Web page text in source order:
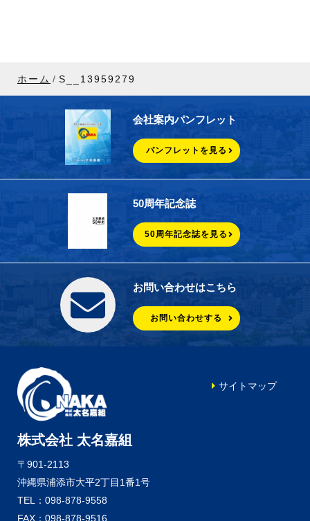
ホーム S__13959279
会社案内パンフレット
パンフレットを見る
50周年記念誌
50周年記念誌を見る
お問い合わせはこちら
お問い合わせする
株式会社 太名嘉組
〒901-2113
沖縄県浦添市大平2丁目1番1号
TEL：098-878-9558
FAX：098-878-9516
サイトマップ